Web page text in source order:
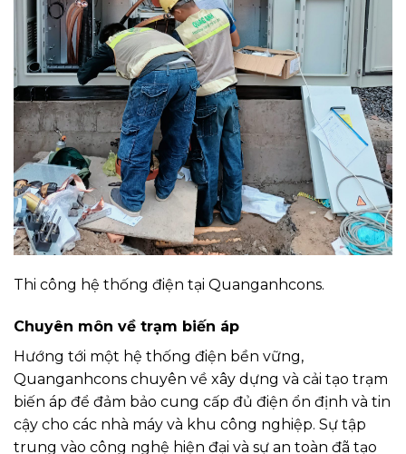
Thi công hệ thống điện tại Quanganhcons.
Chuyên môn về trạm biến áp
Hướng tới một hệ thống điện bền vững,
Quanganhcons chuyên về xây dựng và cải tạo trạm
biến áp để đảm bảo cung cấp đủ điện ổn định và tin
cậy cho các nhà máy và khu công nghiệp. Sự tập
trung vào công nghệ hiện đại và sự an toàn đã tạo